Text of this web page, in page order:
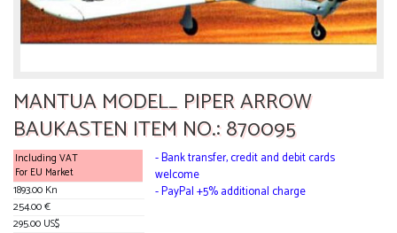
MANTUA MODEL_ PIPER ARROW
BAUKASTEN ITEM NO.: 870095
Including VAT
For EU Market
1893.00 Kn
254.00 €
295.00 US$
- Bank transfer, credit and debit cards
welcome
- PayPal +5% additional charge